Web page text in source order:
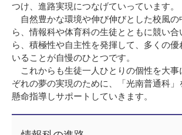
つけ、進路実現につなげていっています。
自然豊かな環境や伸び伸びとした校風の
ら、情報科や体育科の生徒とともに競い
ら、積極性や自主性を発揮して、多くの優
いることが自慢のひとつです。
これからも生徒一人ひとりの個性を大事
ぞれの夢の実現のために、「光南普通科」
懸命指導しサポートしていきます。